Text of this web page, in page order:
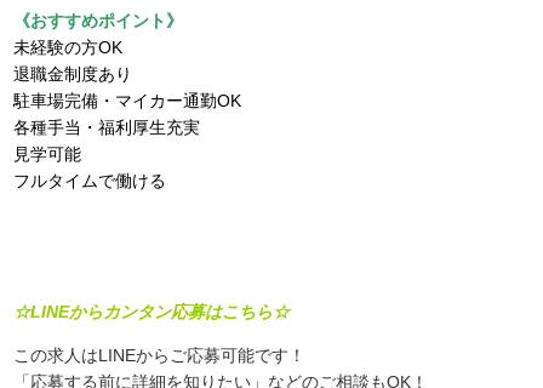
《おすすめポイント》
未経験の方OK
退職金制度あり
駐車場完備・マイカー通勤OK
各種手当・福利厚生充実
見学可能
フルタイムで働ける
☆LINEからカンタン応募はこちら☆
この求人はLINEからご応募可能です！
「応募する前に詳細を知りたい」などのご相談もOK！